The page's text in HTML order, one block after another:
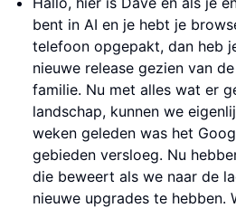
bent in AI en je hebt je
telefoon opgepakt, dan heb
nieuwe release gezien van
familie. Nu met alles wat er
landschap, kunnen we
weken geleden was het
gebieden versloeg. Nu
die beweert als we naar de
nieuwe upgrades te hebben.